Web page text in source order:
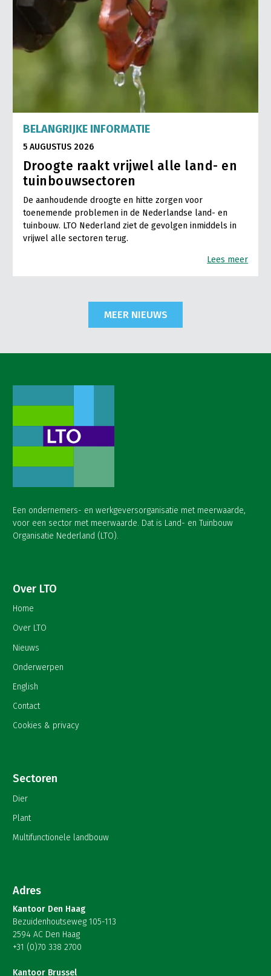
BELANGRIJKE INFORMATIE
5 AUGUSTUS 2026
Droogte raakt vrijwel alle land- en
tuinbouwsectoren
De aanhoudende droogte en hitte zorgen voor
toenemende problemen in de Nederlandse land- en
tuinbouw. LTO Nederland ziet de gevolgen inmiddels in
vrijwel alle sectoren terug.
Lees meer
MEER NIEUWS
Een ondernemers- en werkgeversorganisatie met meerwaarde,
voor een sector met meerwaarde. Dat is Land- en Tuinbouw
Organisatie Nederland (LTO).
Over LTO
Home
Over LTO
Nieuws
Onderwerpen
English
Contact
Cookies & privacy
Sectoren
Dier
Plant
Multifunctionele landbouw
Adres
Kantoor Den Haag
Bezuidenhoutseweg 105-113
2594 AC Den Haag
+31 (0)70 338 2700
Kantoor Brussel